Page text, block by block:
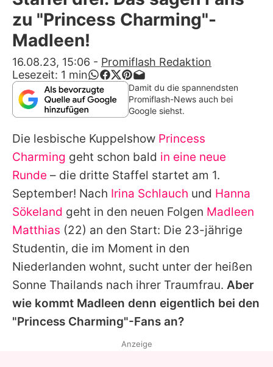
Alle Themen auf Promiflash
App runterladen
Team
Redaktionelle Richtlinien
Impressum
Datenschutzerklärung
Nutzungsbedingungen
Utiq verwalten
zu "Princess Charming"-
Madleen!
16.08.23, 15:06 - Promiflash Redaktion
Lesezeit: 1 min
Damit du die spannendsten
Promiflash-News auch bei
Google siehst.
Die lesbische Kuppelshow Princess
Charming geht schon bald in eine neue
Runde – die dritte Staffel startet am 1.
September! Nach Irina Schlauch und Hanna
Sökeland geht in den neuen Folgen Madleen
Matthias (22) an den Start: Die 23-jährige
Studentin, die im Moment in den
Niederlanden wohnt, sucht unter der heißen
Sonne Thailands nach ihrer Traumfrau. Aber
wie kommt Madleen denn eigentlich bei den
"Princess Charming"-Fans an?
Anzeige